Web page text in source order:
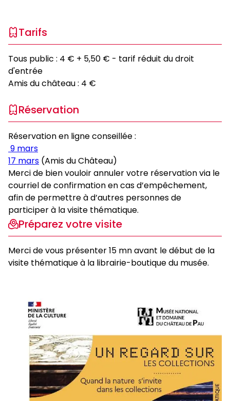
Tarifs
Tous public : 4 € + 5,50 € - tarif réduit du droit
d'entrée
Amis du château : 4 €
Réservation
Réservation en ligne conseillée :
9 mars
17 mars (Amis du Château)
Merci de bien vouloir annuler votre réservation via le
courriel de confirmation en cas d’empêchement,
afin de permettre à d’autres personnes de
participer à la visite thématique.
Préparez votre visite
Merci de vous présenter 15 mn avant le début de la
visite thématique à la librairie-boutique du musée.